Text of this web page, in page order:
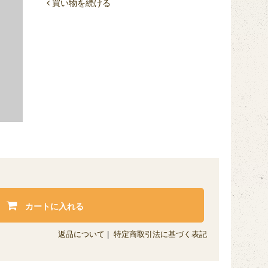
買い物を続ける
カートに入れる
返品について | 特定商取引法に基づく表記